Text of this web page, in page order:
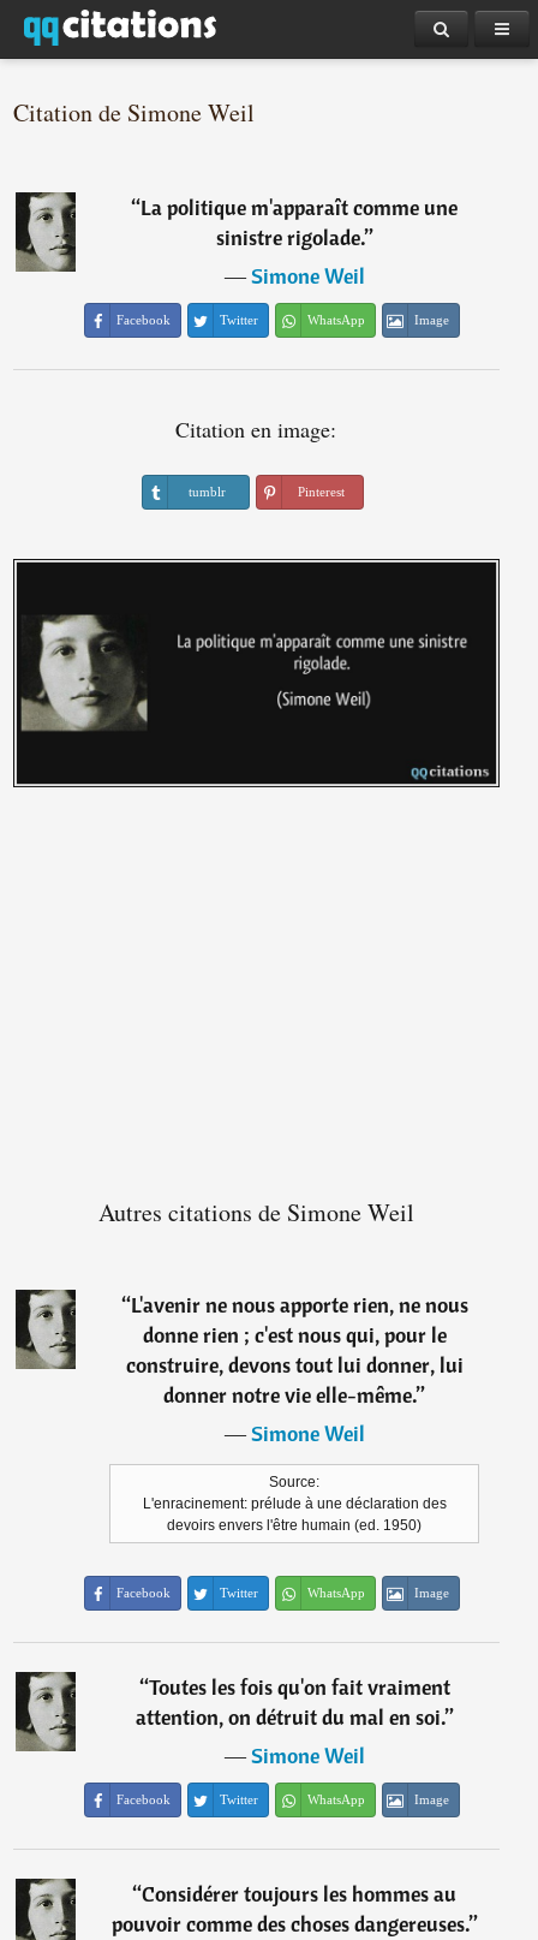
Citation de Simone Weil
“La politique m'apparaît comme une
sinistre rigolade.”
―Simone Weil
Facebook Twitter WhatsApp Image
Citation en image:
tumblr Pinterest
Autres citations de Simone Weil
“L'avenir ne nous apporte rien, ne nous
donne rien ; c'est nous qui, pour le
construire, devons tout lui donner, lui
donner notre vie elle-même.”
―Simone Weil
Source:
L'enracinement: prélude à une déclaration des
devoirs envers l'être humain (ed. 1950)
Facebook Twitter WhatsApp Image
“Toutes les fois qu'on fait vraiment
attention, on détruit du mal en soi.”
―Simone Weil
Facebook Twitter WhatsApp Image
“Considérer toujours les hommes au
pouvoir comme des choses dangereuses.”